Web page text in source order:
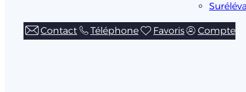
Contact Téléphone Favoris Compte